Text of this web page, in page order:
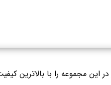
در این مجموعه را با بالاترین